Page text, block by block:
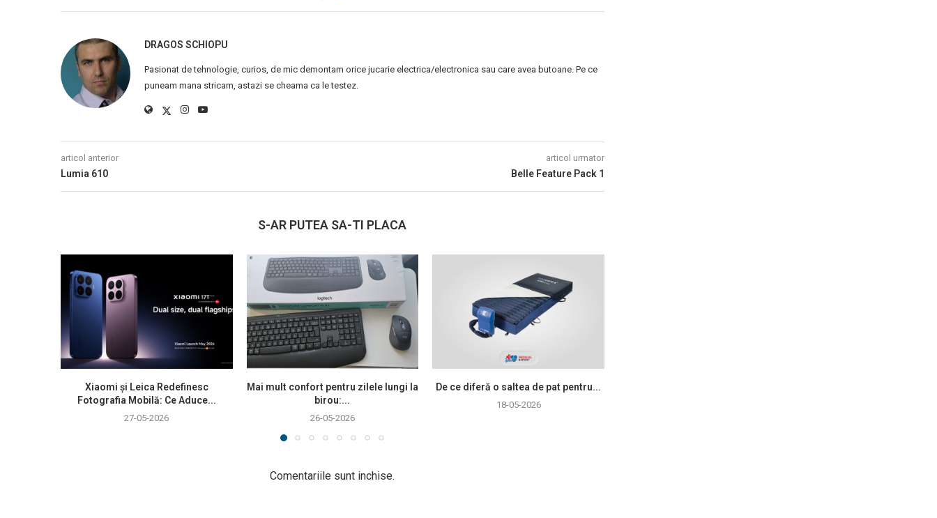
DRAGOS SCHIOPU
Pasionat de tehnologie, curios, de mic demontam orice jucarie electrica/electronica sau care avea butoane. Pe ce
puneam mana stricam, astazi se cheama ca le testez.
articol anterior
Lumia 610
articol urmator
Belle Feature Pack 1
S-AR PUTEA SA-TI PLACA
Xiaomi și Leica Redefinesc
Fotografia Mobilă: Ce Aduce...
27-05-2026
Mai mult confort pentru zilele lungi la
birou:...
26-05-2026
De ce diferă o saltea de pat pentru...
18-05-2026
Comentariile sunt inchise.